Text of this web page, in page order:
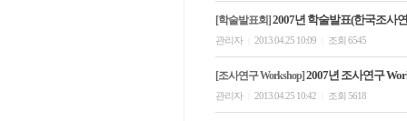
[학술발표회] 2007년 학술발표(한국조사
관리자 2013.04.25 10:09 조회 6545
[조사연구 Workshop] 2007년 조사연구
관리자 2013.04.25 10:42 조회 5618